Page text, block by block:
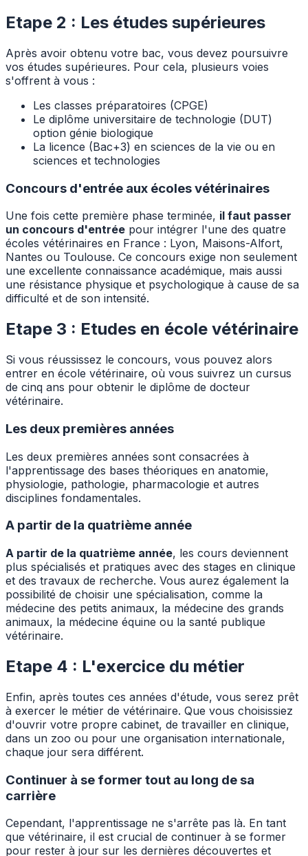
Etape 2 : Les études supérieures
Après avoir obtenu votre bac, vous devez poursuivre
vos études supérieures. Pour cela, plusieurs voies
s'offrent à vous :
Les classes préparatoires (CPGE)
Le diplôme universitaire de technologie (DUT)
option génie biologique
La licence (Bac+3) en sciences de la vie ou en
sciences et technologies
Concours d'entrée aux écoles vétérinaires
Une fois cette première phase terminée, il faut passer
un concours d'entrée pour intégrer l'une des quatre
écoles vétérinaires en France : Lyon, Maisons-Alfort,
Nantes ou Toulouse. Ce concours exige non seulement
une excellente connaissance académique, mais aussi
une résistance physique et psychologique à cause de sa
difficulté et de son intensité.
Etape 3 : Etudes en école vétérinaire
Si vous réussissez le concours, vous pouvez alors
entrer en école vétérinaire, où vous suivrez un cursus
de cinq ans pour obtenir le diplôme de docteur
vétérinaire.
Les deux premières années
Les deux premières années sont consacrées à
l'apprentissage des bases théoriques en anatomie,
physiologie, pathologie, pharmacologie et autres
disciplines fondamentales.
A partir de la quatrième année
A partir de la quatrième année, les cours deviennent
plus spécialisés et pratiques avec des stages en clinique
et des travaux de recherche. Vous aurez également la
possibilité de choisir une spécialisation, comme la
médecine des petits animaux, la médecine des grands
animaux, la médecine équine ou la santé publique
vétérinaire.
Etape 4 : L'exercice du métier
Enfin, après toutes ces années d'étude, vous serez prêt
à exercer le métier de vétérinaire. Que vous choisissiez
d'ouvrir votre propre cabinet, de travailler en clinique,
dans un zoo ou pour une organisation internationale,
chaque jour sera différent.
Continuer à se former tout au long de sa
carrière
Cependant, l'apprentissage ne s'arrête pas là. En tant
que vétérinaire, il est crucial de continuer à se former
pour rester à jour sur les dernières découvertes et